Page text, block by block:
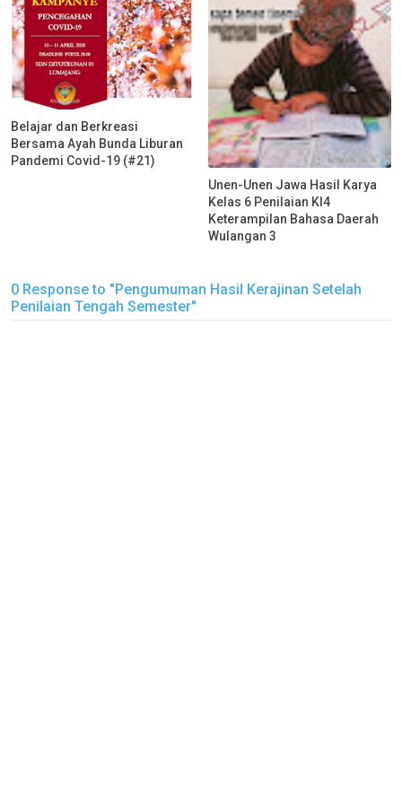
Belajar dan Berkreasi
Bersama Ayah Bunda Liburan
Pandemi Covid-19 (#21)
Unen-Unen Jawa Hasil Karya
Kelas 6 Penilaian KI4
Keterampilan Bahasa Daerah
Wulangan 3
0 Response to "Pengumuman Hasil Kerajinan Setelah
Penilaian Tengah Semester"